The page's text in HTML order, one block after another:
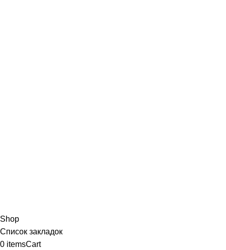
Shop
Список закладок
0 itemsCart